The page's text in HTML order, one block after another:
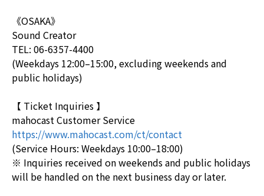
《OSAKA》
Sound Creator
TEL: 06-6357-4400
(Weekdays 12:00–15:00, excluding weekends and
public holidays)
【 Ticket Inquiries 】
mahocast Customer Service
https://www.mahocast.com/ct/contact
(Service Hours: Weekdays 10:00–18:00)
※ Inquiries received on weekends and public holidays
will be handled on the next business day or later.